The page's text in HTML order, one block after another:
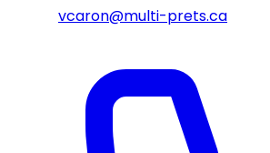
vcaron@multi-prets.ca